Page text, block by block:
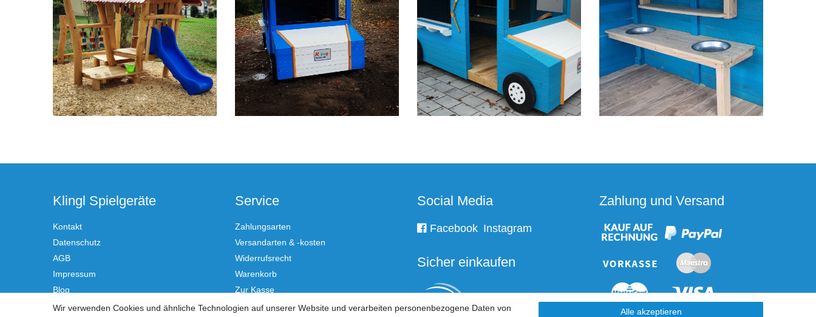
Klingl Spielgeräte
Kontakt
Datenschutz
AGB
Impressum
Blog
Service
Zahlungsarten
Versandarten & -kosten
Widerrufsrecht
Warenkorb
Zur Kasse
Hilfe
Social Media
Facebook Instagram
Sicher einkaufen
Zahlung und Versand
Wir verwenden Cookies und ähnliche Technologien auf unserer Website und verarbeiten personenbezogene Daten von
Alle akzeptieren